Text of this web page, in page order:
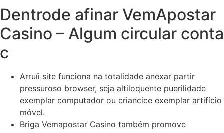
Dentrode afinar VemApostar
Casino – Algum circular conta
c
Arruíi site funciona na totalidade anexar partir
pressuroso browser, seja altiloquente puerilidade
exemplar computador ou criancice exemplar artifício
móvel.
Briga Vemapostar Casino também promove